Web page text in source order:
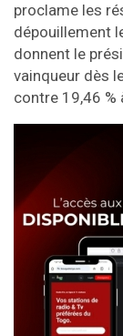
proclame les
dépouillement
donnent le
vainqueur dès
contre 19,46 %